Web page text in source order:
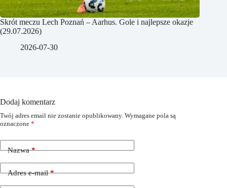
Skrót meczu Lech Poznań – Aarhus. Gole i najlepsze okazje
(29.07.2026)
2026-07-30
Dodaj komentarz
Twój adres email nie zostanie opublikowany. Wymagane pola są
oznaczone *
Nazwa*
Adres e-mail*